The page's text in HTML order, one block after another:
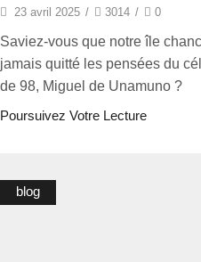
23 avril 2025 / 3014 / 0
Saviez-vous que notre île
jamais quitté les pensées du
de 98, Miguel de Unamuno ?
Poursuivez Votre Lecture
blog